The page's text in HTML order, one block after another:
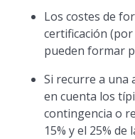
Los costes de
certificación (por
pueden formar
Si recurre a una
en cuenta los
contingencia o
15% y el 25%